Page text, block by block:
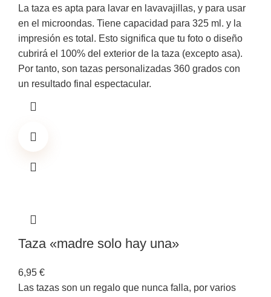
La taza es apta para lavar en lavavajillas, y para usar
en el microondas. Tiene capacidad para 325 ml. y la
impresión es total. Esto significa que tu foto o diseño
cubrirá el 100% del exterior de la taza (excepto asa).
Por tanto, son tazas personalizadas 360 grados con
un resultado final espectacular.
Taza «madre solo hay una»
6,95 €
Las tazas son un regalo que nunca falla, por varios